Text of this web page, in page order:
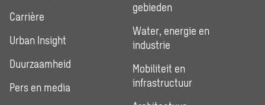
Carrière
Urban Insight
Duurzaamheid
Pers en media
gebieden
Water, energie en
industrie
Mobiliteit en
infrastructuur